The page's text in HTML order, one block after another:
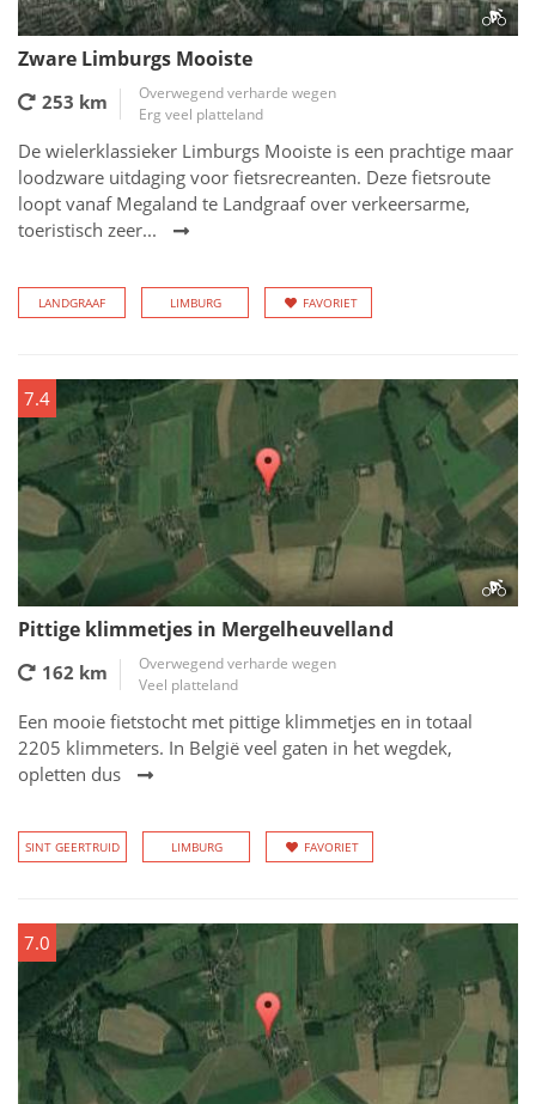
Zware Limburgs Mooiste
253 km
Overwegend verharde wegen
Erg veel platteland
De wielerklassieker Limburgs Mooiste is een prachtige maar
loodzware uitdaging voor fietsrecreanten. Deze fietsroute
loopt vanaf Megaland te Landgraaf over verkeersarme,
toeristisch zeer...
LANDGRAAF LIMBURG FAVORIET
7.4
Pittige klimmetjes in Mergelheuvelland
162 km
Overwegend verharde wegen
Veel platteland
Een mooie fietstocht met pittige klimmetjes en in totaal
2205 klimmeters. In België veel gaten in het wegdek,
opletten dus
SINT GEERTRUID LIMBURG FAVORIET
7.0